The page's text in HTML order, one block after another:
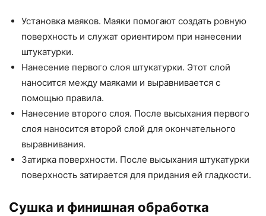
Установка маяков. Маяки помогают создать ровную
поверхность и служат ориентиром при нанесении
штукатурки.
Нанесение первого слоя штукатурки. Этот слой
наносится между маяками и выравнивается с
помощью правила.
Нанесение второго слоя. После высыхания первого
слоя наносится второй слой для окончательного
выравнивания.
Затирка поверхности. После высыхания штукатурки
поверхность затирается для придания ей гладкости.
Сушка и финишная обработка